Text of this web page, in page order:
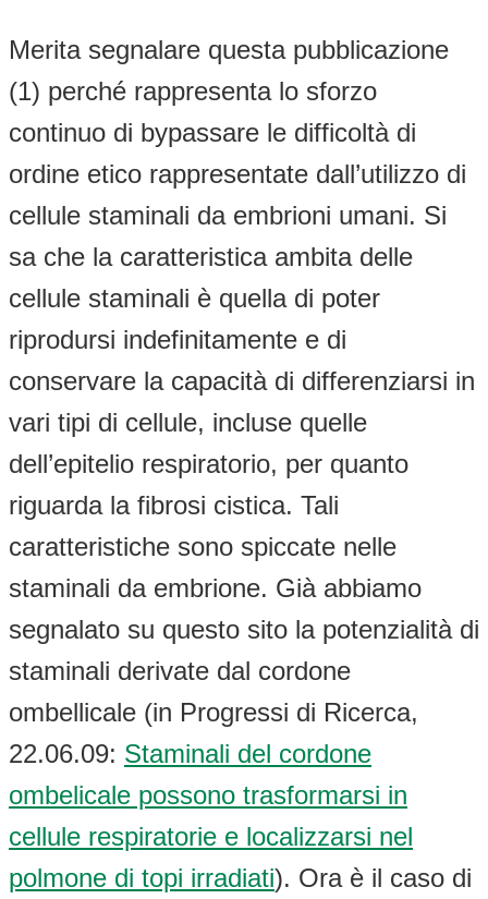
Merita segnalare questa pubblicazione
(1) perché rappresenta lo sforzo
continuo di bypassare le difficoltà di
ordine etico rappresentate dall’utilizzo di
cellule staminali da embrioni umani. Si
sa che la caratteristica ambita delle
cellule staminali è quella di poter
riprodursi indefinitamente e di
conservare la capacità di differenziarsi in
vari tipi di cellule, incluse quelle
dell’epitelio respiratorio, per quanto
riguarda la fibrosi cistica. Tali
caratteristiche sono spiccate nelle
staminali da embrione. Già abbiamo
segnalato su questo sito la potenzialità di
staminali derivate dal cordone
ombellicale (in Progressi di Ricerca,
22.06.09: Staminali del cordone
ombelicale possono trasformarsi in
cellule respiratorie e localizzarsi nel
polmone di topi irradiati). Ora è il caso di